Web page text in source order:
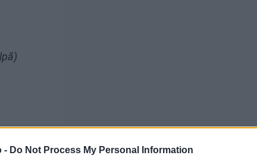
- Do Not Process My Personal Information